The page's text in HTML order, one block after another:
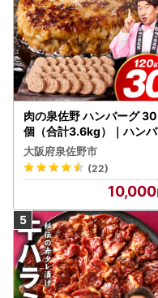
肉の泉佐野 ハンバーグ 30
個（合計3.6kg）｜ハンバ
ーグ 訳あり 黒毛和牛×なに
わポーク
大阪府泉佐野市
(22)
10,000